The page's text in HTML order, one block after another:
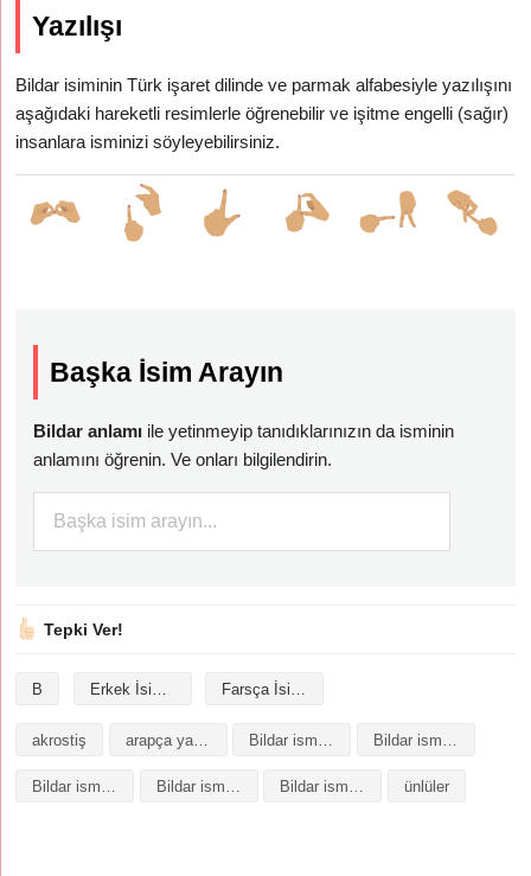
Yazılışı
Bildar isiminin Türk işaret dilinde ve parmak alfabesiyle yazılışını
aşağıdaki hareketli resimlerle öğrenebilir ve işitme engelli (sağır)
insanlara isminizi söyleyebilirsiniz.
Başka İsim Arayın
Bildar anlamı ile yetinmeyip tanıdıklarınızın da isminin
anlamını öğrenin. Ve onları bilgilendirin.
Tepki Ver!
B Erkek İsimleri Farsça İsimler
akrostiş arapça yazılışı
Bildar isminin baş harfleriyle şiir Bildar isminin kökeni Bildar isminin numerolojisi ünlüler